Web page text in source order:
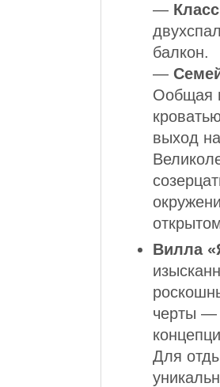
—
балкон.
—
Ообщая
выход
Вилла
черты —
Для